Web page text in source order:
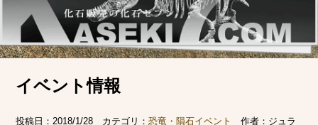
イベント情報
投稿日：2018/1/28 カテゴリ：恐竜・隕石イベント 作者： ジュラ